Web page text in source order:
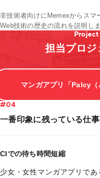
非技術者向けにMemexからスマ
Web技術の歴史の流れを説明しま
Project
担当プロジ
マンガアプリ「Palcy（
#04
一番印象に残っている仕事
CIでの待ち時間短縮
少女・女性マンガアプリで